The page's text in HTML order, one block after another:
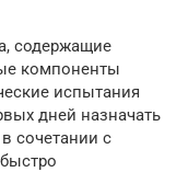
содержащие
компоненты
испытания
дней назначать
сочетании с